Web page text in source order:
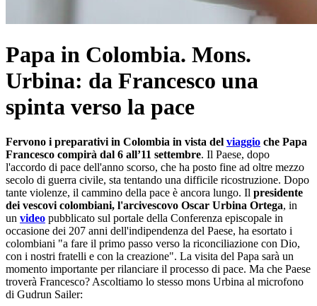
Papa in Colombia. Mons.
Urbina: da Francesco una
spinta verso la pace
Fervono i preparativi in Colombia in vista del viaggio che Papa
Francesco compirà dal 6 all’11 settembre. Il Paese, dopo
l'accordo di pace dell'anno scorso, che ha posto fine ad oltre mezzo
secolo di guerra civile, sta tentando una difficile ricostruzione. Dopo
tante violenze, il cammino della pace è ancora lungo. Il presidente
dei vescovi colombiani, l'arcivescovo Oscar Urbina Ortega, in
un video pubblicato sul portale della Conferenza episcopale in
occasione dei 207 anni dell'indipendenza del Paese, ha esortato i
colombiani "a fare il primo passo verso la riconciliazione con Dio,
con i nostri fratelli e con la creazione". La visita del Papa sarà un
momento importante per rilanciare il processo di pace. Ma che Paese
troverà Francesco? Ascoltiamo lo stesso mons Urbina al microfono
di Gudrun Sailer: